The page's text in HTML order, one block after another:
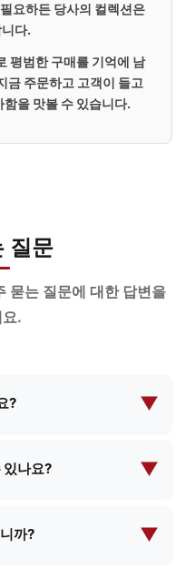
요하든 당사의 컬렉션은
다.
평범한 구매를 기억에 남
금 주문하고 고객이 들고
을 맛볼 수 있습니다.
질문
묻는 질문에 대한 답변을
.
? ▼
양한 종류의 가방 제
있나요? ▼
제공해 주시면, 저희
까? ▼